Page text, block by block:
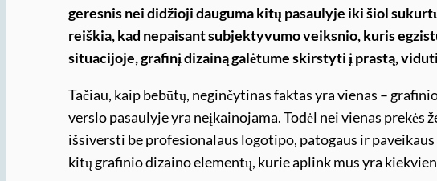
geresnis nei didžioji dauguma kitų pasaulyje iki šiol
reiškia, kad nepaisant subjektyvumo veiksnio, kuris
situacijoje, grafinį dizainą galėtume skirstyti į prastą,
Tačiau, kaip bebūtų, neginčytinas faktas yra vienas –
verslo pasaulyje yra neįkainojama. Todėl nei vienas prekės
išsiversti be profesionalaus logotipo, patogaus ir
kitų grafinio dizaino elementų, kurie aplink mus yra